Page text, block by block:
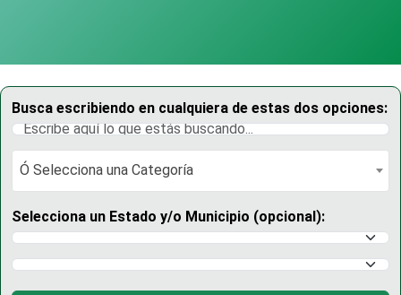
Busca escribiendo en cualquiera de estas dos opciones:
Ó Selecciona una Categoría
Ó Selecciona una Categoría
Selecciona un Estado y/o Municipio (opcional):
Selecciona un Estado
Selecciona un Municipio